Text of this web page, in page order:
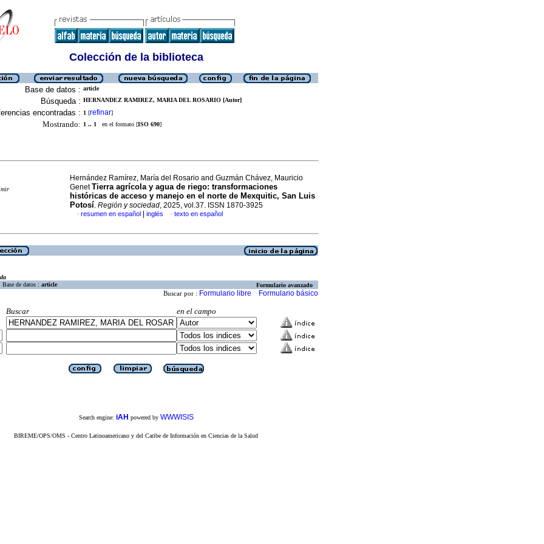
Colección de la biblioteca
Base de datos : article
Búsqueda : HERNANDEZ RAMIREZ, MARIA DEL ROSARIO [Autor]
encontradas : 1 [refinar]
Mostrando: 1 .. 1 en el formato [ISO 690]
Hernández Ramírez, María del Rosario and Guzmán Chávez, Mauricio
GenetTierra agrícola y agua de riego: transformaciones
históricas de acceso y manejo en el norte de Mexquitic, San Luis
Potosí. Región y sociedad, 2025, vol.37. ISSN 1870-3925
· resumen en español inglés · texto en español
Base de datos : article Formulario avanzado
Buscar por : Formulario libre Formulario básico
Buscar
en el campo
Search engine: iAH powered by WWWISIS
BIREME/OPS/OMS - Centro Latinoamericano y del Caribe de Información en Ciencias de la Salud